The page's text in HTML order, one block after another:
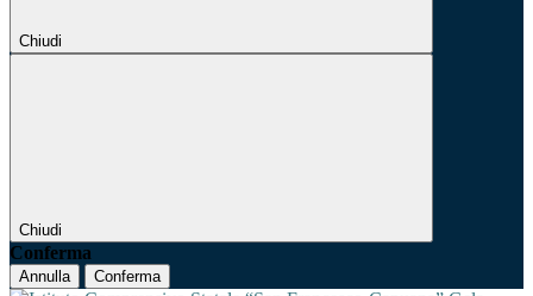
Chiudi
Chiudi
Conferma
Annulla Conferma